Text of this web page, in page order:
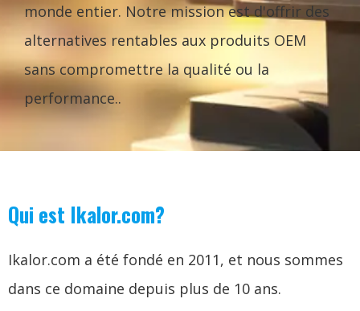
monde entier. Notre mission est d'offrir des
alternatives rentables aux produits OEM
sans compromettre la qualité ou la
performance..
Qui est Ikalor.com?
Ikalor.com a été fondé en 2011, et nous sommes
dans ce domaine depuis plus de 10 ans.